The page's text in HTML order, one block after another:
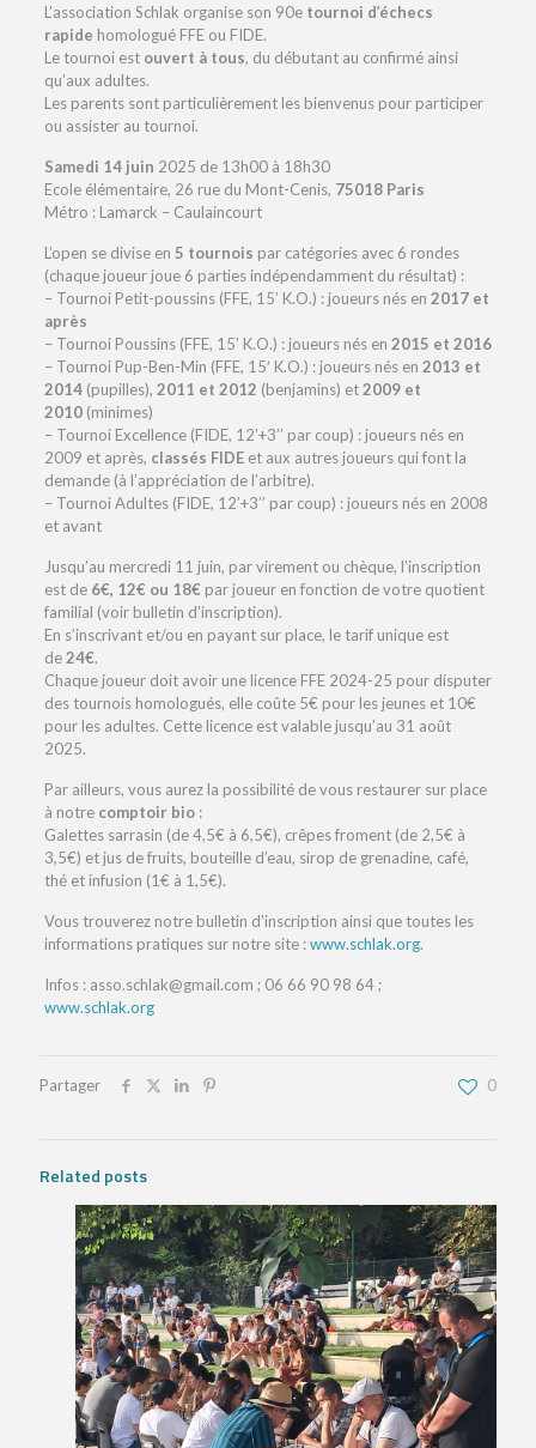
L’association Schlak organise son 90e tournoi d’échecs
rapide homologué FFE ou FIDE.
Le tournoi est ouvert à tous, du débutant au confirmé ainsi
qu’aux adultes.
Les parents sont particulièrement les bienvenus pour participer
ou assister au tournoi.
Samedi 14 juin 2025 de 13h00 à 18h30
Ecole élémentaire, 26 rue du Mont-Cenis, 75018 Paris
Métro : Lamarck – Caulaincourt
L’open se divise en 5 tournois par catégories avec 6 rondes
(chaque joueur joue 6 parties indépendamment du résultat) :
– Tournoi Petit-poussins (FFE, 15’ K.O.) : joueurs nés en 2017 et
après
– Tournoi Poussins (FFE, 15’ K.O.) : joueurs nés en 2015 et 2016
– Tournoi Pup-Ben-Min (FFE, 15′ K.O.) : joueurs nés en 2013 et
2014(pupilles), 2011 et 2012 (benjamins) et2009 et
2010(minimes)
– Tournoi Excellence (FIDE, 12’+3’’ par coup) : joueurs nés en
2009 et après, classés FIDEet aux autres joueurs qui font la
demande (à l’appréciation de l’arbitre).
– Tournoi Adultes (FIDE, 12’+3’’ par coup) : joueurs nés en 2008
et avant
Jusqu’au mercredi 11 juin, par virement ou chèque, l’inscription
est de 6€, 12€ ou 18€ par joueur en fonction de votre quotient
familial (voir bulletin d’inscription).
En s’inscrivant et/ou en payant sur place, le tarif unique est
de24€.
Chaque joueur doit avoir une licence FFE 2024-25 pour disputer
des tournois homologués, elle coûte 5€ pour les jeunes et 10€
pour les adultes. Cette licence est valable jusqu’au 31 août
2025.
Par ailleurs, vous aurez la possibilité de vous restaurer sur place
à notre comptoir bio:
Galettes sarrasin (de 4,5€ à 6,5€), crêpes froment (de 2,5€ à
3,5€) et jus de fruits, bouteille d’eau, sirop de grenadine, café,
thé et infusion (1€ à 1,5€).
Vous trouverez notre bulletin d’inscription ainsi que toutes les
informations pratiques sur notre site :www.schlak.org.
Infos : asso.schlak@gmail.com ; 06 66 90 98 64 ;
www.schlak.org
Partager 0
Related posts